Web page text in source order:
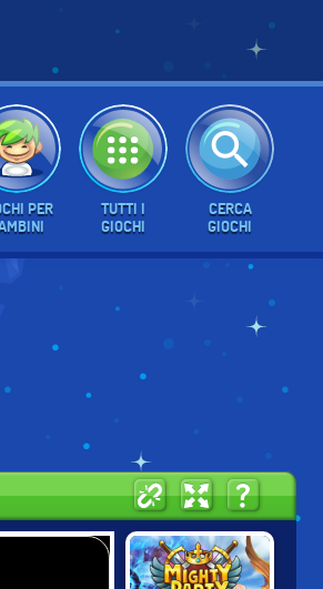
PER
TUTTI I
GIOCHI
CERCA
GIOCHI